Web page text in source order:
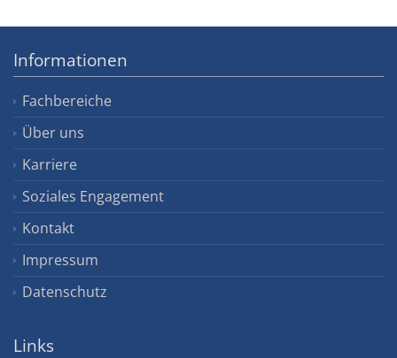
Informationen
Fachbereiche
Über uns
Karriere
Soziales Engagement
Kontakt
Impressum
Datenschutz
Links